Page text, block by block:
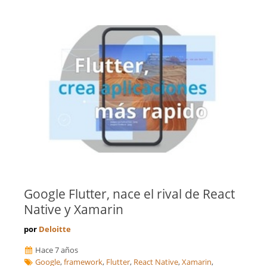
Google Flutter, nace el rival de React
Native y Xamarin
por Deloitte
Hace 7 años
Google,framework, Flutter, React Native,Xamarin,